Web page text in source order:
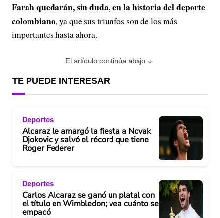
Farah quedarán, sin duda, en la historia del deporte
colombiano, ya que sus triunfos son de los más
importantes hasta ahora.
El artículo continúa abajo
TE PUEDE INTERESAR
Deportes
Alcaraz le amargó la fiesta a Novak
Djokovic y salvó el récord que tiene
Roger Federer
Deportes
Carlos Alcaraz se ganó un platal con
el título en Wimbledon; vea cuánto se
empacó